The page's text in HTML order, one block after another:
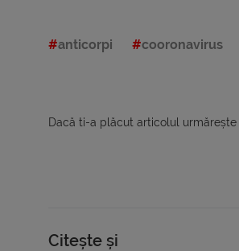
anticorpi cooronavirus
Dacă ti-a plăcut articolul urmărește
Citește și